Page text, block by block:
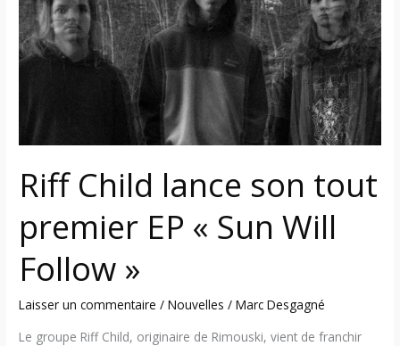
Riff Child lance son tout
premier EP « Sun Will
Follow »
Laisser un commentaire /Nouvelles /Marc Desgagné
Le groupe Riff Child, originaire de Rimouski, vient de franchir
son
tout
premier
Will